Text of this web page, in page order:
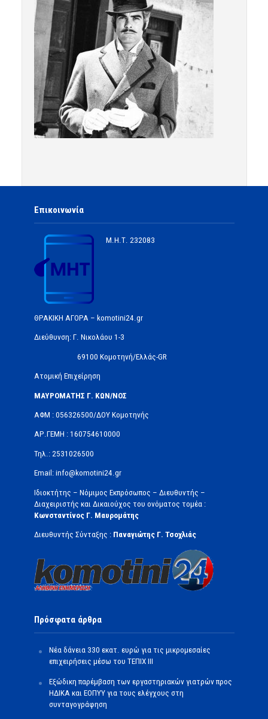
Επικοινωνία
Μ.Η.Τ. 232083
ΘΡΑΚΙΚΗ ΑΓΟΡΑ – komotini24.gr
Διεύθυνση: Γ. Νικολάου 1-3
69100 Κομοτηνή/Ελλάς-GR
Ατομική Επιχείρηση
ΜΑΥΡΟΜΑΤΗΣ Γ. ΚΩΝ/ΝΟΣ
ΑΦΜ : 056326500/ΔOΥ Κομοτηνής
ΑΡ.ΓΕΜΗ : 160754610000
Τηλ.: 2531026500
Email: info@komotini24.gr
Ιδιοκτήτης – Νόμιμος Εκπρόσωπος – Διευθυντής –
Διαχειριστής και Δικαιούχος του ονόματος τομέα :
Κωνσταντίνος Γ. Μαυρομάτης
Διευθυντής Σύνταξης : Παναγιώτης Γ. Τσοχλιάς
Πρόσφατα άρθρα
Νέα δάνεια 330 εκατ. ευρώ για τις μικρομεσαίες
επιχειρήσεις μέσω του ΤΕΠΙΧ ΙΙΙ
Εξώδικη παρέμβαση των εργαστηριακών γιατρών προς
ΗΔΙΚΑ και ΕΟΠΥΥ για τους ελέγχους στη
συνταγογράφηση